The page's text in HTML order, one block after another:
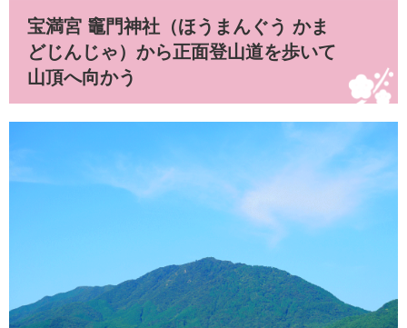
宝満宮 竈門神社（ほうまんぐう かま
どじんじゃ）から正面登山道を歩いて
山頂へ向かう